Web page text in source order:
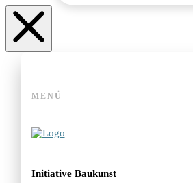
MENÜ
Initiative Baukunst